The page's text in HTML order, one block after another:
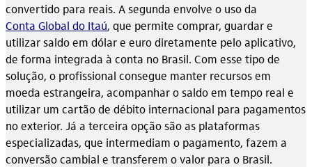
convertido para reais. A segunda envolve o uso da
Conta Global do Itaú, que permite comprar, guardar e
utilizar saldo em dólar e euro diretamente pelo aplicativo,
de forma integrada à conta no Brasil. Com esse tipo de
solução, o profissional consegue manter recursos em
moeda estrangeira, acompanhar o saldo em tempo real e
utilizar um cartão de débito internacional para pagamentos
no exterior. Já a terceira opção são as plataformas
especializadas, que intermediam o pagamento, fazem a
conversão cambial e transferem o valor para o Brasil.